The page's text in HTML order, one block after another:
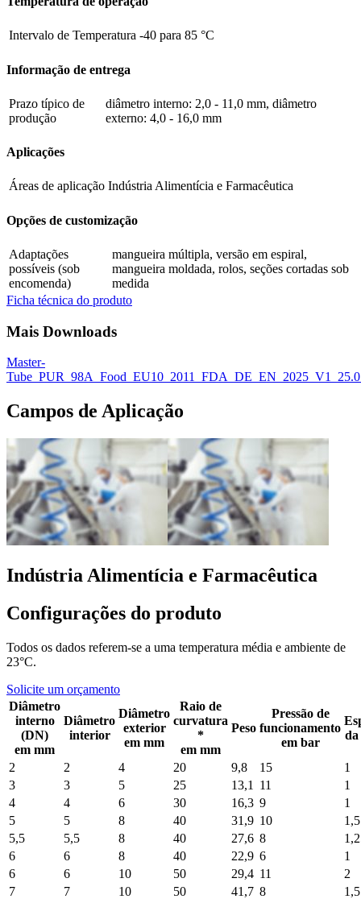
Intervalo de Temperatura -40 para 85 °C
Informação de entrega
Prazo típico de
produção
diâmetro interno: 2,0 - 11,0 mm, diâmetro
externo: 4,0 - 16,0 mm
Aplicações
Áreas de aplicação Indústria Alimentícia e Farmacêutica
Opções de customização
Adaptações
possíveis (sob
encomenda)
mangueira múltipla, versão em espiral,
mangueira moldada, rolos, seções cortadas sob
medida
Ficha técnica do produto
Mais Downloads
Master-
Campos de Aplicação
Indústria Alimentícia e Farmacêutica
Configurações do produto
Todos os dados referem-se a uma temperatura média e ambiente de
23°C.
Solicite um orçamento
Diâmetro
interno
(DN)
em mm
Diâmetro
interior
Diâmetro
exterior
em mm
Raio de
curvatura
*
em mm
Peso
Pressão de
funcionamento
em bar
da
2 2 4 20 9,8 15
1
3
3 5 25 13,1 11
1
4
4 6 30 16,3 9
1
5
5 8 40 31,9 10
1,5
5,5
5,5 8 40 27,6 8
6
6 8 40 22,9 6
1
6
6 10 50 29,4 11
2
7
7 10 50 41,7 8
1,5